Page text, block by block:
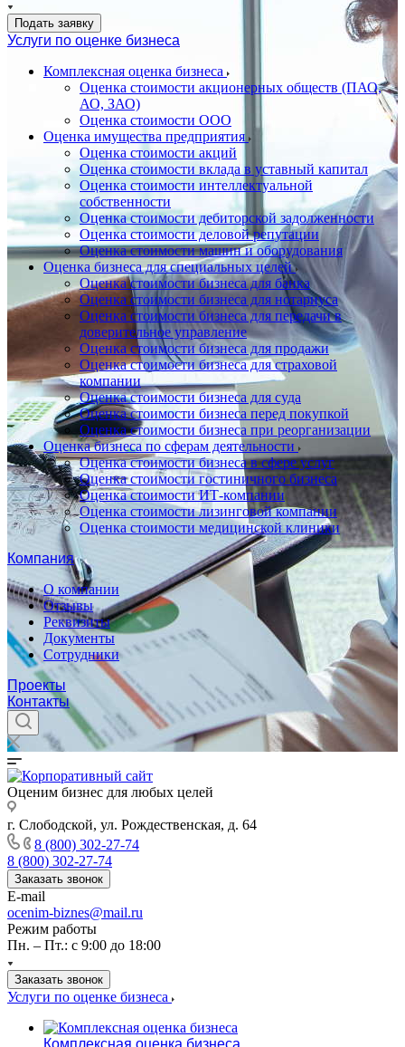
Подать заявку
Услуги по оценке бизнеса
Комплексная оценка бизнеса
Оценка стоимости акционерных обществ (ПАО,
АО, ЗАО)
Оценка стоимости ООО
Оценка имущества предприятия
Оценка стоимости акций
Оценка стоимости вклада в уставный капитал
Оценка стоимости интеллектуальной
собственности
Оценка стоимости дебиторской задолженности
Оценка стоимости деловой репутации
Оценка стоимости машин и оборудования
Оценка бизнеса для специальных целей
Оценка стоимости бизнеса для банка
Оценка стоимости бизнеса для нотариуса
Оценка стоимости бизнеса для передачи в
доверительное управление
Оценка стоимости бизнеса для продажи
Оценка стоимости бизнеса для страховой
компании
Оценка стоимости бизнеса для суда
Оценка стоимости бизнеса перед покупкой
Оценка стоимости бизнеса при реорганизации
Оценка бизнеса по сферам деятельности
Оценка стоимости бизнеса в сфере услуг
Оценка стоимости гостиничного бизнеса
Оценка стоимости ИТ-компании
Оценка стоимости лизинговой компании
Оценка стоимости медицинской клиники
Компания
О компании
Отзывы
Реквизиты
Документы
Сотрудники
Проекты
Контакты
Оценим бизнес для любых целей
г. Слободской, ул. Рождественская, д. 64
8 (800) 302-27-74
8 (800) 302-27-74
Заказать звонок
E-mail
ocenim-biznes@mail.ru
Режим работы
Пн. – Пт.: с 9:00 до 18:00
Заказать звонок
Услуги по оценке бизнеса
Комплексная оценка бизнеса